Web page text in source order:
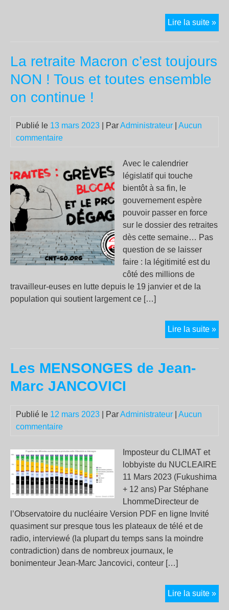
Lire la suite »
:
sur
La retraite Macron c’est toujours
NON ! Tous et toutes ensemble
on continue !
Publié le 13 mars 2023 | ParAdministrateur
Aucun
commentaire
Avec le calendrier
législatif qui touche
bientôt à sa fin, le
gouvernement espère
pouvoir passer en force
sur le dossier des retraites
dès cette semaine… Pas
question de se laisser
faire : la légitimité est du
côté des millions de
travailleur-euses en lutte depuis le 19 janvier et de la
population qui soutient largement ce […]
Lire la suite »La
on
Les MENSONGES de Jean-
Marc JANCOVICI
Publié le 12 mars 2023 | ParAdministrateur
Aucun
commentaire
Imposteur du CLIMAT et
lobbyiste du NUCLEAIRE
11 Mars 2023 (Fukushima
+ 12 ans) Par Stéphane
LhommeDirecteur de
l’Observatoire du nucléaire Version PDF en ligne Invité
quasiment sur presque tous les plateaux de télé et de
radio, interviewé (la plupart du temps sans la moindre
contradiction) dans de nombreux journaux, le
bonimenteur Jean-Marc Jancovici, conteur […]
Lire la suite »